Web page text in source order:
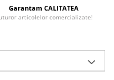
Garantam CALITATEA
articolelor comercializate!